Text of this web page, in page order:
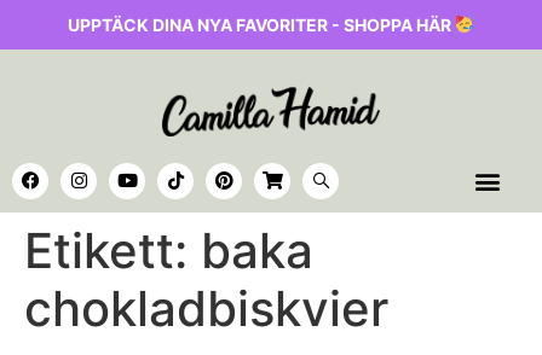
UPPTÄCK DINA NYA FAVORITER - SHOPPA HÄR
Etikett: baka
chokladbiskvier